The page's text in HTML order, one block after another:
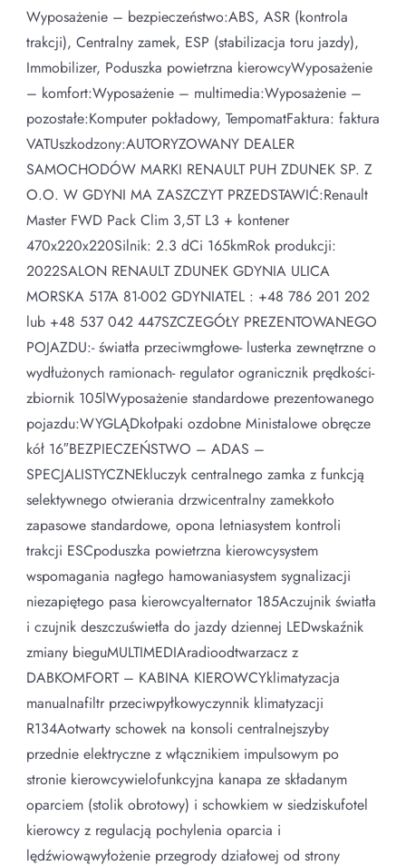
Wyposażenie – bezpieczeństwo:ABS, ASR (kontrola
trakcji), Centralny zamek, ESP (stabilizacja toru jazdy),
Immobilizer, Poduszka powietrzna kierowcyWyposażenie
– komfort:Wyposażenie – multimedia:Wyposażenie –
pozostałe:Komputer pokładowy, TempomatFaktura: faktura
VATUszkodzony:AUTORYZOWANY DEALER
SAMOCHODÓW MARKI RENAULT PUH ZDUNEK SP. Z
O.O. W GDYNI MA ZASZCZYT PRZEDSTAWIĆ:Renault
Master FWD Pack Clim 3,5T L3 + kontener
470x220x220Silnik: 2.3 dCi 165kmRok produkcji:
2022SALON RENAULT ZDUNEK GDYNIA ULICA
MORSKA 517A 81-002 GDYNIATEL : +48 786 201 202
lub +48 537 042 447SZCZEGÓŁY PREZENTOWANEGO
POJAZDU:- światła przeciwmgłowe- lusterka zewnętrzne o
wydłużonych ramionach- regulator ogranicznik prędkości-
zbiornik 105lWyposażenie standardowe prezentowanego
pojazdu:WYGLĄDkołpaki ozdobne Ministalowe obręcze
kół 16″BEZPIECZEŃSTWO – ADAS –
SPECJALISTYCZNEkluczyk centralnego zamka z funkcją
selektywnego otwierania drzwicentralny zamekkoło
zapasowe standardowe, opona letniasystem kontroli
trakcji ESCpoduszka powietrzna kierowcysystem
wspomagania nagłego hamowaniasystem sygnalizacji
niezapiętego pasa kierowcyalternator 185Aczujnik światła
i czujnik deszczuświetła do jazdy dziennej LEDwskaźnik
zmiany bieguMULTIMEDIAradioodtwarzacz z
DABKOMFORT – KABINA KIEROWCYklimatyzacja
manualnafiltr przeciwpyłkowyczynnik klimatyzacji
R134Aotwarty schowek na konsoli centralnejszyby
przednie elektryczne z włącznikiem impulsowym po
stronie kierowcywielofunkcyjna kanapa ze składanym
oparciem (stolik obrotowy) i schowkiem w siedziskufotel
kierowcy z regulacją pochylenia oparcia i
lędźwiowąwyłożenie przegrody działowej od strony